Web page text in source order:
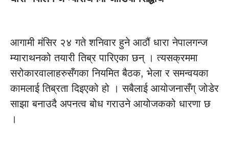
आगामी मंसिर २४ गते शनिवार हुने आठौं धारा नेपालगन्ज
म्याराथनको तयारी तिब्र पारिएका छन् । त्यसक्रममा
सरोकारवालाहरुसँगका नियमित बैठक, भेला र समन्वयका
कामलाई तिब्रता दिइएको हो । सबैलाई आयोजनासँग् जोडेर
साझा बनाउदै अपनत्व बोध गराउने आयोजकको धारणा छ
।